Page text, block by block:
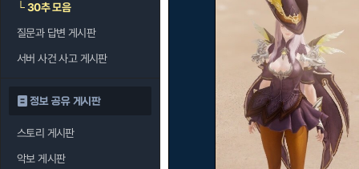
└30추 모음
질문과 답변 게시판
서버 사건 사고 게시판
정보 공유 게시판
스토리 게시판
악보 게시판